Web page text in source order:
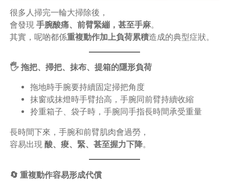
很多人掃完一輪大掃除後，
會發現 手腕酸痛、前臂緊繃，甚至手麻。
其實，呢啲都係重複動作加上負荷累積造成的典型症狀。
🖐️ 拖把、掃把、抹布、提箱的隱形負荷
拖地時手腕要持續固定掃把角度
抹窗或抹燈時手臂抬高，手腕同前臂持續收縮
拎重箱子、袋子時，手腕同手指長時間承受重量
長時間下來，手腕和前臂肌肉會過勞，
容易出現 酸、痠、緊、甚至握力下降。
🔄 重複動作容易形成代償